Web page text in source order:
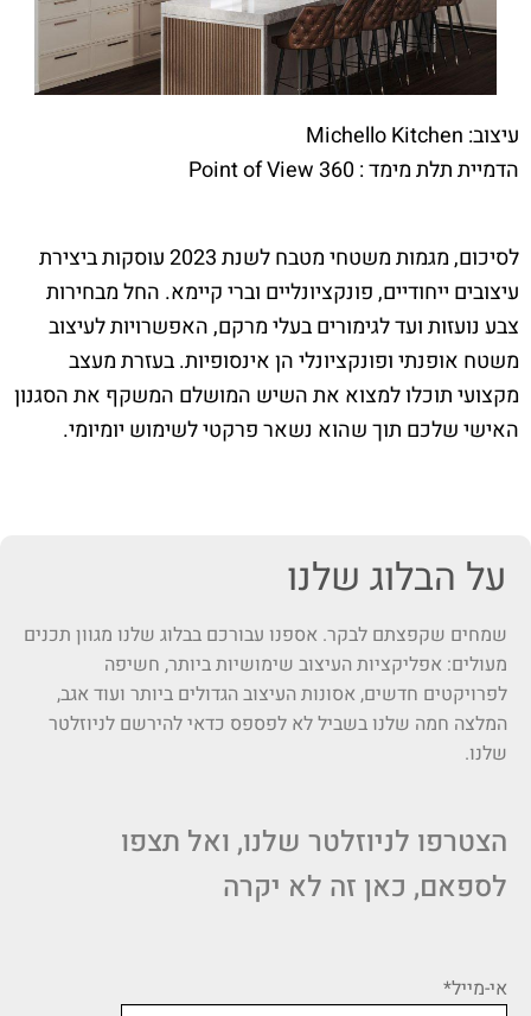
עיצוב: Michello Kitchen
הדמיית תלת מימד : Point of View 360
לסיכום, מגמות משטחי מטבח לשנת 2023 עוסקות ביצירת
עיצובים ייחודיים, פונקציונליים וברי קיימא. החל מבחירות
צבע נועזות ועד לגימורים בעלי מרקם, האפשרויות לעיצוב
משטח אופנתי ופונקציונלי הן אינסופיות. בעזרת מעצב
מקצועי תוכלו למצוא את השיש המושלם המשקף את הסגנון
האישי שלכם תוך שהוא נשאר פרקטי לשימוש יומיומי.
על הבלוג שלנו
שמחים שקפצתם לבקר. אספנו עבורכם בבלוג שלנו מגוון תכנים
מעולים: אפליקציות העיצוב שימושיות ביותר, חשיפה
לפרויקטים חדשים, אסונות העיצוב הגדולים ביותר ועוד אגב,
המלצה חמה שלנו בשביל לא לפספס כדאי להירשם לניוזלטר
שלנו.
הצטרפו לניוזלטר שלנו, ואל תצפו
לספאם, כאן זה לא יקרה
אי-מייל*